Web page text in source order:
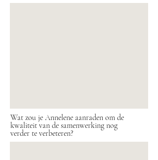
Wat zou je Annelene aanraden om de
kwaliteit van de samenwerking nog
verder te verbeteren?